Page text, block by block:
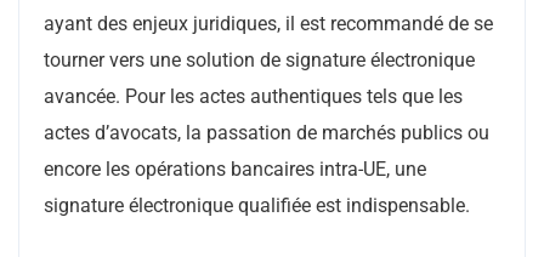
ayant des enjeux juridiques, il est recommandé de se
tourner vers une solution de signature électronique
avancée. Pour les actes authentiques tels que les
actes d’avocats, la passation de marchés publics ou
encore les opérations bancaires intra-UE, une
signature électronique qualifiée est indispensable.